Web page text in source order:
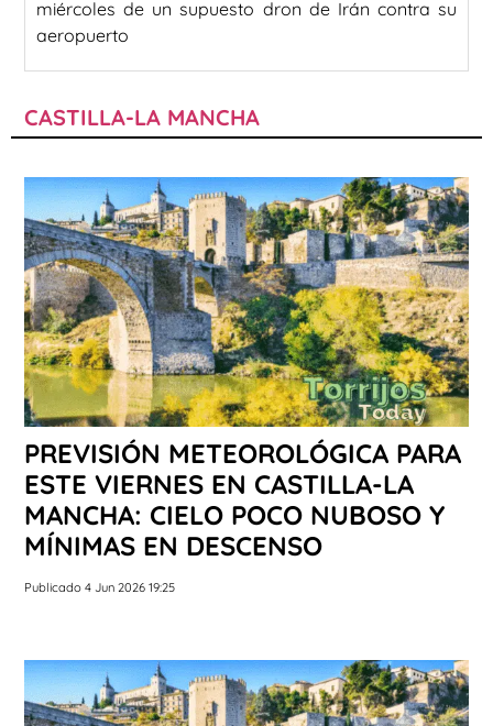
miércoles de un supuesto dron de Irán contra su
aeropuerto
CASTILLA-LA MANCHA
PREVISIÓN METEOROLÓGICA PARA
ESTE VIERNES EN CASTILLA-LA
MANCHA: CIELO POCO NUBOSO Y
MÍNIMAS EN DESCENSO
Publicado 4 Jun 2026 19:25